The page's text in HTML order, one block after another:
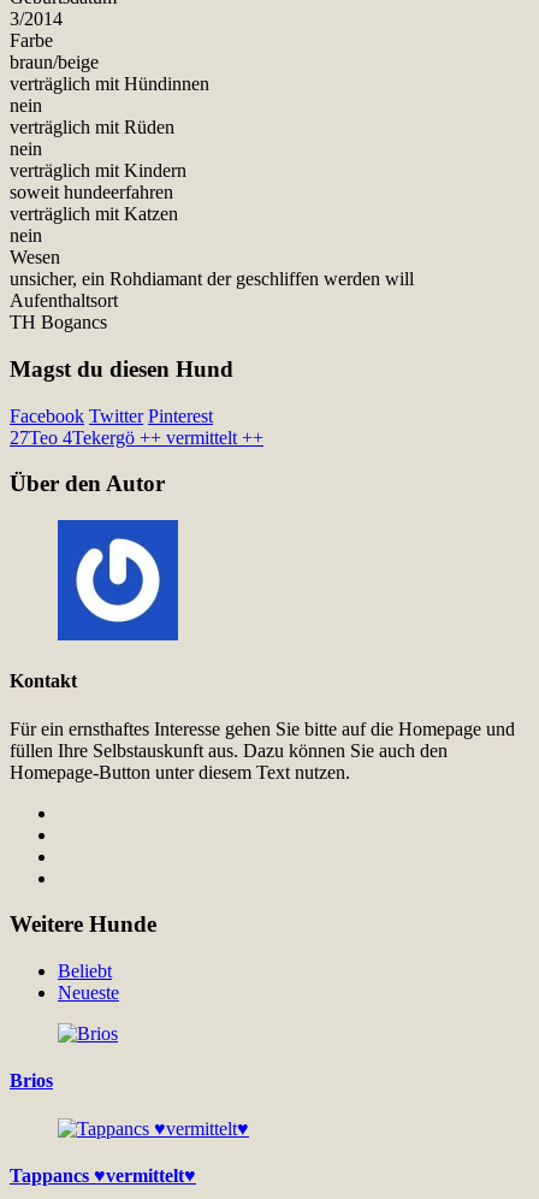
3/2014
Farbe
braun/beige
verträglich mit Hündinnen
nein
verträglich mit Rüden
nein
verträglich mit Kindern
soweit hundeerfahren
verträglich mit Katzen
nein
Wesen
unsicher, ein Rohdiamant der geschliffen werden will
Aufenthaltsort
TH Bogancs
Magst du diesen Hund
Facebook Twitter Pinterest
27Teo 4Tekergö ++ vermittelt ++
Über den Autor
Kontakt
Für ein ernsthaftes Interesse gehen Sie bitte auf die Homepage und
füllen Ihre Selbstauskunft aus. Dazu können Sie auch den
Homepage-Button unter diesem Text nutzen.
Weitere Hunde
Beliebt
Neueste
Brios
Tappancs ♥vermittelt♥